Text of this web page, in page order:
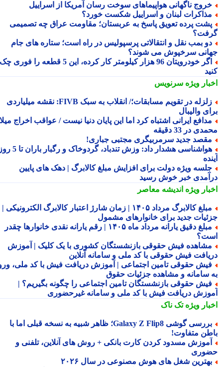
ناگهانی هواپیماهای سوخت رسان آمریکا از اسراییل
لبنان و اسراییل شکست خورد؟
پرده تعویق پاسخ به عربستان؛ مقاومت عراق چه تصمیمی
بمب نقل و انتقالاتی پرسپولیس در راه است؛ ستاره های جام
سرخپوش می شوند؟
اگر خودرویتان 96 هزار کیلومتر کار کرده، این 5 قطعه را فوری چک
ویژهسرنویس
زلزله در تقویم مسابقات؛/ انقلاب به سبک FIVB: نقشه میلیاردی
والیبال
ایرانی اشتباه کرد اما این پایان دنیا نیست / عواقب اخراج میلاد
در 33 دقیقه
جدید سرمربیگری مجتبی جباری!
هواشناسی هشدار داد: وزش تندباد، گردوخاک و رگبار باران تا 5 روز
ویژه دولت برای افزایش مبلغ کالابرگ | دهک های پایین
خبر خوش رسید
ویژهاندیشه معاصر
مبلغ کالابرگ مرداد ۱۴۰۵ | زمان شارژ اعتبار کالابرگ الکترونیکی |
جدید برای خانوارهای مشمول
مبلغ دقیق یارانه مرداد ماه ۱۴۰۵ | رقم یارانه نقدی خانوارها چقدر
فیش حقوقی بازنشستگان کشوری با یک کلیک | آموزش
فیش حقوقی با کد ملی و سامانه آنلاین
حقوقی تامین اجتماعی | آموزش دریافت فیش با کد ملی، ورود
سامانه و مشاهده جزئیات حقوق
حقوقی بازنشستگان تامین اجتماعی را چگونه بگیریم؟ |
دریافت فیش با کد ملی و سامانه غیرحضوری
ویژهتک ناک
بررسی گوشی Galaxy Z Flip8؛ ظاهر شبیه به نسخه قبلی اما با
متفاوت!
مسدود کردن کارت بانکی + روش های آنلاین، تلفنی و
شغل های هوش مصنوعی در سال ۲۰۲۶